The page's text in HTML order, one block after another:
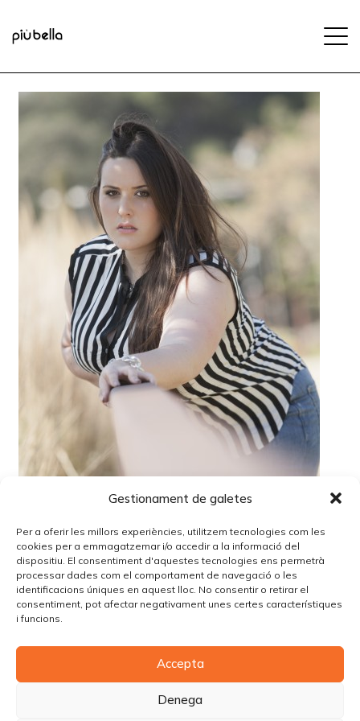
Gestionament de galetes
Per a oferir les millors experiències, utilitzem tecnologies com les
cookies per a emmagatzemar i/o accedir a la informació del
dispositiu. El consentiment d'aquestes tecnologies ens permetrà
processar dades com el comportament de navegació o les
identificacions úniques en aquest lloc. No consentir o retirar el
consentiment, pot afectar negativament unes certes característiques
i funcions.
Accepta
Denega
Lo siento, debes estarconectadopara publicar un
comentario.
© Copyright Piùbella Models Agency
Designed ByCreative Corner Agency
Política de cookies